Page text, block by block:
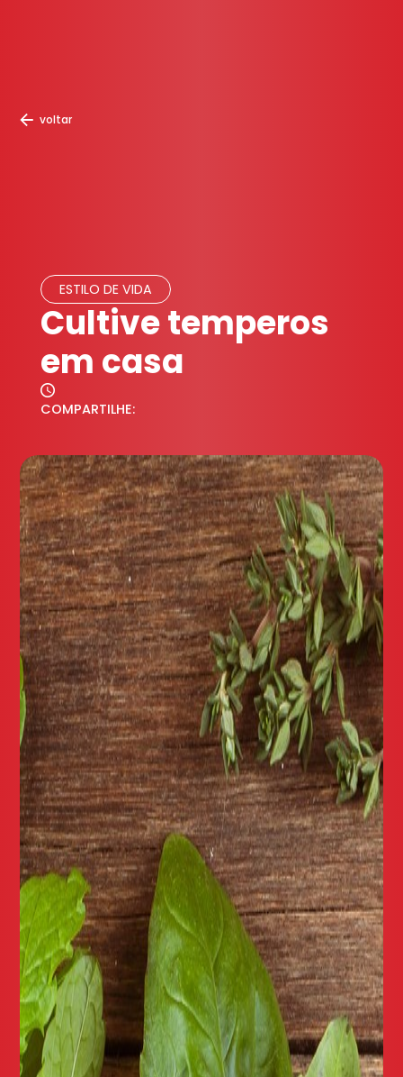
voltar
ESTILO DE VIDA
Cultive temperos
em casa
COMPARTILHE: